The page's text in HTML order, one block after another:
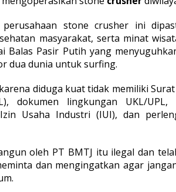
perusahaan stone crusher ini
masyarakat, serta minat
Balas Pasir Putih yang
dua dunia untuk surfing.
diduga kuat tidak memiliki
dokumen lingkungan UKL/
Usaha Industri (IUI), dan
oleh PT BMTJ itu ilegal dan
dan mengingatkan agar